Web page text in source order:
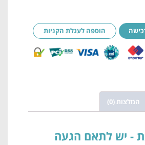
הוספה לעגלת הקניות
המלצות (0)